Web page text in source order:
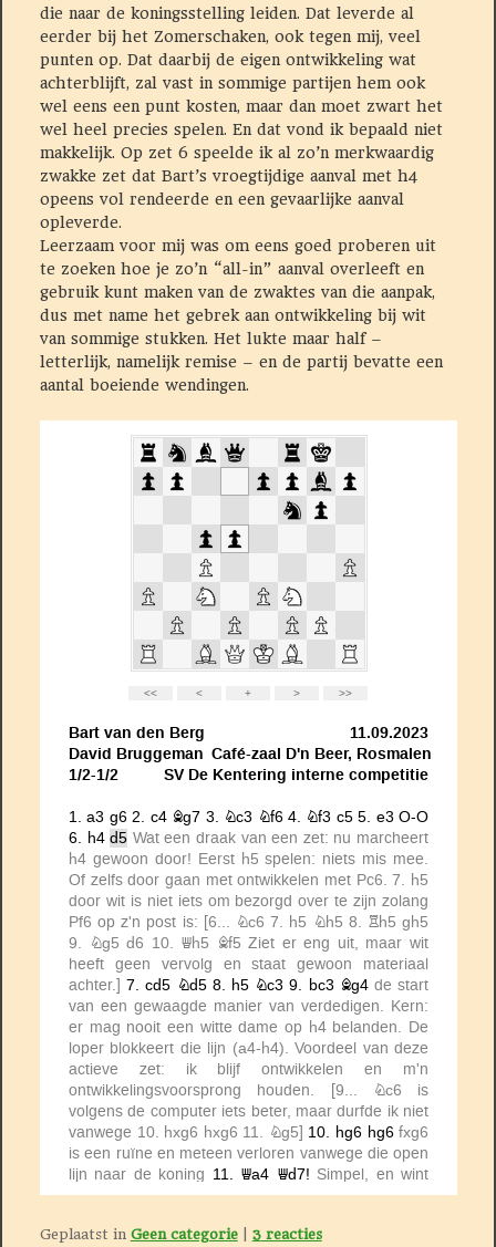
die naar de koningsstelling leiden. Dat leverde al
eerder bij het Zomerschaken, ook tegen mij, veel
punten op. Dat daarbij de eigen ontwikkeling wat
achterblijft, zal vast in sommige partijen hem ook
wel eens een punt kosten, maar dan moet zwart het
wel heel precies spelen. En dat vond ik bepaald niet
makkelijk. Op zet 6 speelde ik al zo’n merkwaardig
zwakke zet dat Bart’s vroegtijdige aanval met h4
opeens vol rendeerde en een gevaarlijke aanval
opleverde.
Leerzaam voor mij was om eens goed proberen uit
te zoeken hoe je zo’n “all-in” aanval overleeft en
gebruik kunt maken van de zwaktes van die aanpak,
dus met name het gebrek aan ontwikkeling bij wit
van sommige stukken. Het lukte maar half –
letterlijk, namelijk remise – en de partij bevatte een
aantal boeiende wendingen.
Geplaatst in Geen categorie 3reacties